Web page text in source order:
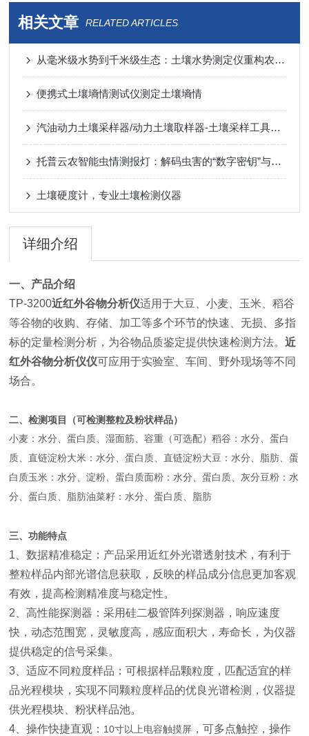
相关文章 RELATED ARTICLES
从毫米级水势到千米级生态：土壤水势测定仪重构农业监测的“神经末梢“
便携式土壤墒情测试仪测定土壤墒情
汽油动力土壤采样器/动力土壤取样器-土壤采样工具介绍
托普云农智能虫情测报灯：解码虫害的“数字密钥”与用户痛点破解之道
土壤硬度计，专业土壤检测仪器
详细介绍
一、产品介绍
TP-3200近红外谷物分析仪适用于大豆、小麦、玉米、稻谷
等谷物的收购、存储、加工等多个环节的快速、无损、多指
标的定量检测分析，为谷物品质鉴定提供快速检测方法。近
红外谷物分析仪仪可应用于实验室、车间、野外现场等不同
场合。
二、检测项目（可检测整粒及粉状样品）
小麦：水分、蛋白质、湿面筋、容重（可选配）稻谷：水分、蛋白
质、直链淀粉大米：水分、蛋白质、直链淀粉大豆：水分、脂肪、蛋
白质玉米：水分、淀粉、蛋白质面粉：水分、蛋白质、灰分豆粉：水
分、蛋白质、脂肪油菜籽：水分、蛋白质、脂肪
三、功能特点
1、数据精准稳定：产品采用近红外光谱透射技术，有利于
整粒样品内部光谱信息获取，反映的样品成分信息更加客观
有效，提高检测精准度与稳定性。
2、高性能探测器：采用硅二极管阵列探测器，响应速度
快，动态范围宽，灵敏度高，感应面积大，寿命长，为仪器
提供稳定的信号采集。
3、适应不同粒度样品：可根据样品颗粒度，匹配适宜的样
品光程模块，实现不同颗粒度样品的优良光谱检测，仪器提
供光程模块、粉状样品池。
4、操作快捷直观： 10寸以上电容触摸屏 ，可多点触控，操作